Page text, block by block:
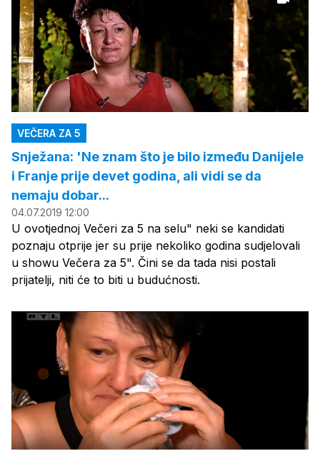
VEČERA ZA 5
Snježana: 'Ne znam što je bilo između Danijele
i Franje prije devet godina, ali vidi se da
nemaju dobar...
04.07.2019 12:00
U ovotjednoj Večeri za 5 na selu" neki se kandidati
poznaju otprije jer su prije nekoliko godina sudjelovali
u showu Večera za 5". Čini se da tada nisi postali
prijatelji, niti će to biti u budućnosti.